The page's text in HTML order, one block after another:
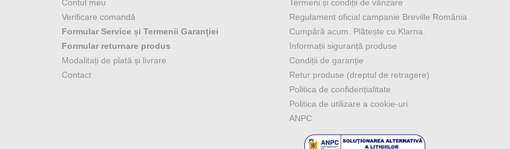
Contul meu
Verificare comandă
Formular Service și Termenii Garanției
Formular returnare produs
Modalitați de plată și livrare
Contact
Termeni și condiții de vânzare
Regulament oficial campanie Breville România
Cumpără acum. Plătește cu Klarna.
Informații siguranță produse
Condiții de garanție
Retur produse (dreptul de retragere)
Politica de confidențialitate
Politica de utilizare a cookie-uri
ANPC